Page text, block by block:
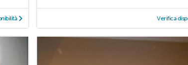
Verifica